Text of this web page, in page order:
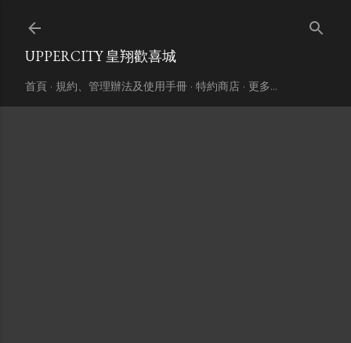
UPPERCITY 皇翔歡喜城
首頁 規約、管理辦法及使用手冊 特約商店 更多…